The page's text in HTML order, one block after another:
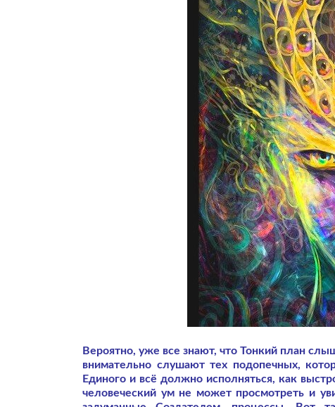
Вероятно, уже все знают, что Тонкий план
внимательно слушают тех подопечных,
Единого и всё должно исполняться, как
человеческий ум не может просмотреть и